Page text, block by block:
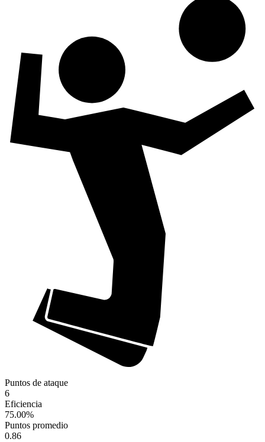
Puntos de ataque
6
Eficiencia
75.00%
Puntos promedio
0.86